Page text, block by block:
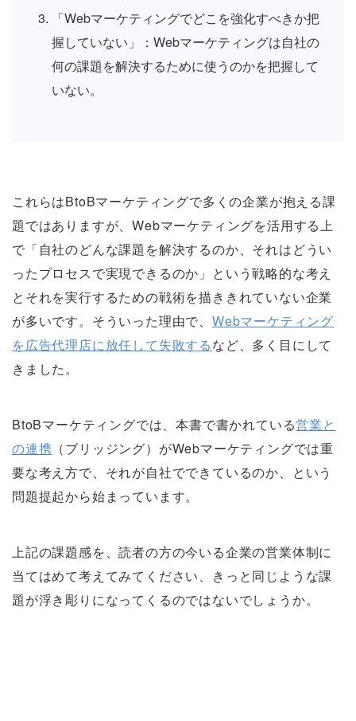
「Webマーケティングでどこを強化すべきか把
握していない」：Webマーケティングは自社の
何の課題を解決するために使うのかを把握して
いない。
これらはBtoBマーケティングで多くの企業が抱える課
題ではありますが、Webマーケティングを活用する上
で「自社のどんな課題を解決するのか、それはどうい
ったプロセスで実現できるのか」という戦略的な考え
とそれを実行するための戦術を描ききれていない企業
が多いです。そういった理由で、Webマーケティング
を広告代理店に放任して失敗するなど、多く目にして
きました。
BtoBマーケティングでは、本書で書かれている営業と
の連携 （ブリッジング）がWebマーケティングでは重
要な考え方で、それが自社でできているのか、という
問題提起から始まっています。
上記の課題感を、読者の方の今いる企業の営業体制に
当てはめて考えてみてください、きっと同じような課
題が浮き彫りになってくるのではないでしょうか。